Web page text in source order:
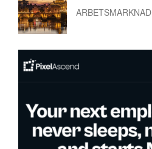
ARBETSMARKNAD